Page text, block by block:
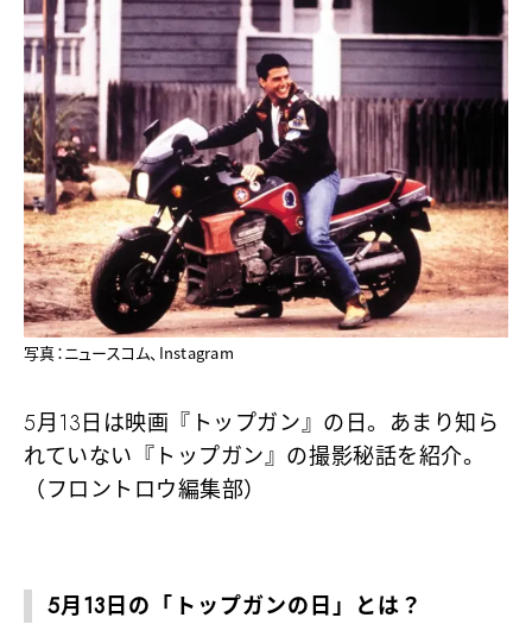
写真：ニュースコム、Instagram
5月13日は映画『トップガン』の日。あまり知ら
れていない『トップガン』の撮影秘話を紹介。
（フロントロウ編集部）
5月13日の「トップガンの日」とは？